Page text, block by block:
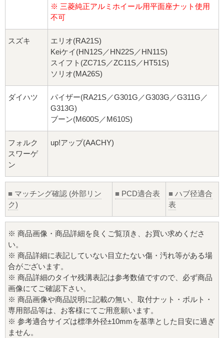
※ 三菱純正アルミホイール用平面座ナット使用
不可
スズキ
エリオ(RA21S)
Keiケイ(HN12S／HN22S／HN11S)
スイフト(ZC71S／ZC11S／HT51S)
ソリオ(MA26S)
ダイハツ
パイザー(RA21S／G301G／G303G／G311G／
G313G)
ブーン(M600S／M610S)
フォルク
スワーゲ
ン
up!アップ(AACHY)
■ マッチング確認 (外部リン
ク)
■ PCD適合表 ■ ハブ径適合
表
※ 商品画像・商品詳細を良くご覧頂き、お買い求めくださ
い。
※ 商品詳細に表記していない目立たない傷・汚れ等がある場
合がございます。
※ 商品詳細のタイヤ残溝表記は参考数値ですので、必ず商品
画像にてご確認下さい。
※ 商品画像や商品説明に記載の無い、取付ナット・ボルト・
専用部品等は、お客様にてご用意願います。
※ 参考適合サイズは標準外径±10mmを基準とした目安に過ぎ
ません。